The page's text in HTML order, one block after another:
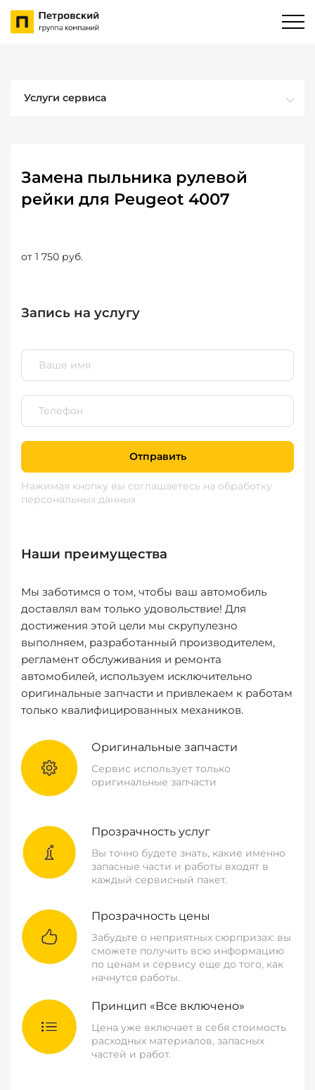
Услуги сервиса
Замена пыльника рулевой
рейки для Peugeot 4007
от 1 750 руб.
Запись на услугу
Отправить
Нажимая кнопку вы соглашаетесь на обработку
персональных данных
Наши преимущества
Мы заботимся о том, чтобы ваш автомобиль
доставлял вам только удовольствие! Для
достижения этой цели мы скрупулезно
выполняем, разработанный производителем,
регламент обслуживания и ремонта
автомобилей, используем исключительно
оригинальные запчасти и привлекаем к работам
только квалифицированных механиков.
Оригинальные запчасти
Сервис использует только
оригинальные запчасти
Прозрачность услуг
Вы точно будете знать, какие именно
запасные части и работы входят в
каждый сервисный пакет.
Прозрачность цены
Забудьте о неприятных сюрпризах: вы
сможете получить всю информацию
по ценам и сервису еще до того, как
начнутся работы.
Принцип «Все включено»
Цена уже включает в себя стоимость
расходных материалов, запасных
частей и работ.